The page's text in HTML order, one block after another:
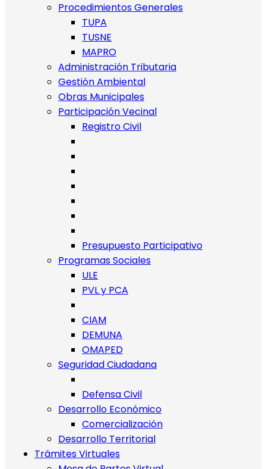
Procedimientos Generales
TUPA
TUSNE
MAPRO
Administración Tributaria
Gestión Ambiental
Obras Municipales
Participación Vecinal
Registro Civil
Presupuesto Participativo
Programas Sociales
ULE
PVL y PCA
CIAM
DEMUNA
OMAPED
Seguridad Ciudadana
Defensa Civil
Desarrollo Económico
Comercialización
Desarrollo Territorial
Trámites Virtuales